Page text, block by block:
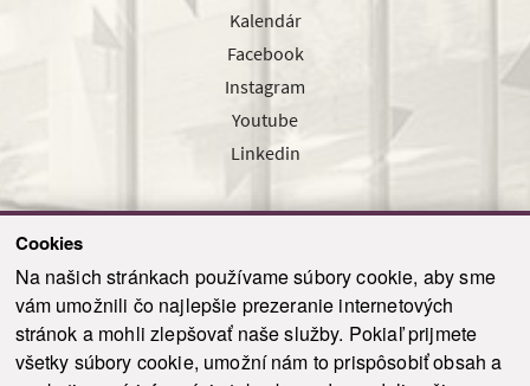
Cookies
Na našich stránkach používame súbory cookie, aby sme
vám umožnili čo najlepšie prezeranie internetových
stránok a mohli zlepšovať naše služby. Pokiaľ prijmete
všetky súbory cookie, umožní nám to prispôsobiť obsah a
Kalendár
Facebook
Instagram
Youtube
Linkedin